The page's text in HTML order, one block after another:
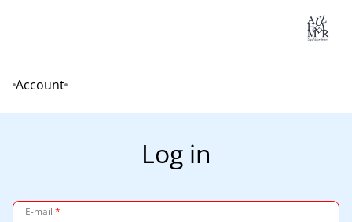
Home
Account
Log in
E-mail *